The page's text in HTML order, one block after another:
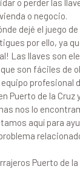
o perder las
o negocio.
dejé el juego
por ello, ya
Las llaves son
son fáciles de
profesional
Puerto de la Cruz
nos lo
aquí para
Puerto de la